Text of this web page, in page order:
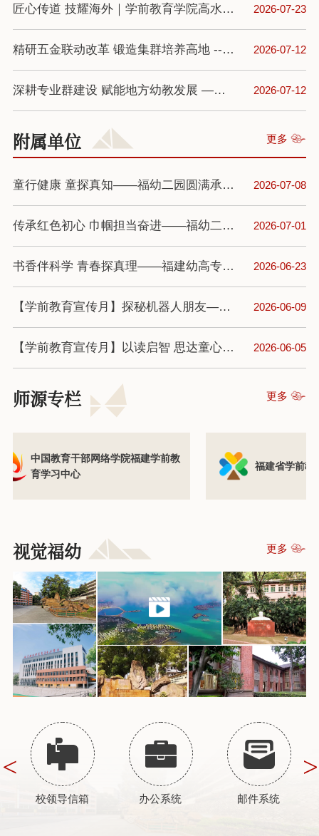
匠心传道 技耀海外｜学前教育学院高水平专业群教师助力肯尼亚 托育职教升级 2026-07-23
精研五金联动改革 锻造集群培养高地 --学前教育学院召开高水平专业群建设专题研讨培训会 2026-07-12
深耕专业群建设 赋能地方幼教发展 —— 吴丽芳教授受邀为基地园骨干教师作 专题研训讲座 2026-07-12
附属单位 更多
童行健康 童探真知——福幼二园圆满承办第十届海峡两岸学前教育论坛之参访交流活动 2026-07-08
传承红色初心 巾帼担当奋进——福幼二园开展庆祝中国共产党成立105周年主题党日共建活动 2026-07-01
书香伴科学 青春探真理——福建幼高专附属第二幼儿园团支部“世界读书日”系列活动（二） 2026-06-23
【学前教育宣传月】探秘机器人朋友——福建幼高专附属第二幼儿园中一班机器人研学活动 2026-06-09
【学前教育宣传月】以读启智 思达童心——福建幼高专附属第二幼儿园开展学前儿童阅读素养培育公开观摩联合教研 2026-06-05
师源专栏 更多
中国教育干部网络学院福建学前教
育学习中心
福建省学前教
视觉福幼 更多
校领导信箱 办公系统 邮件系统